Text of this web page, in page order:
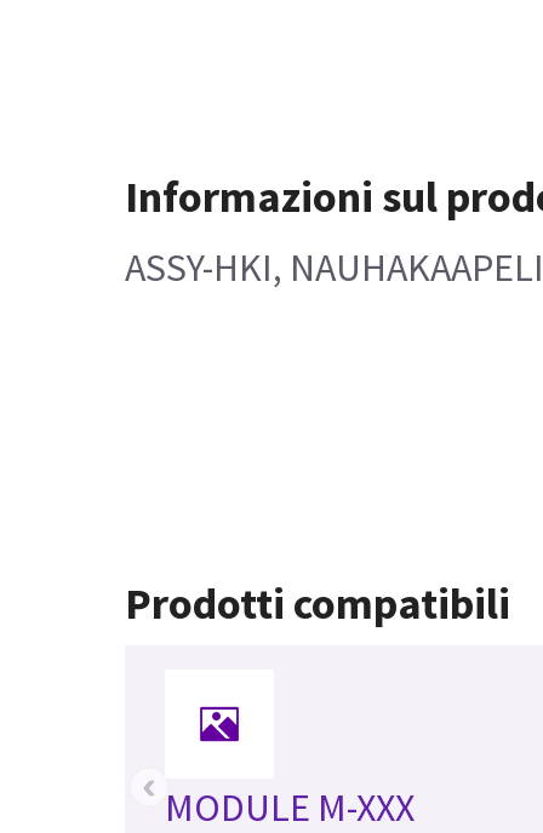
Informazioni sul
ASSY-HKI,
Prodotti compatibili
MODULE M-XXX
‹